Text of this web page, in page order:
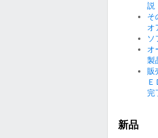
説
そ
オ
ソ
オ
製
販
Ｅ
完
新品